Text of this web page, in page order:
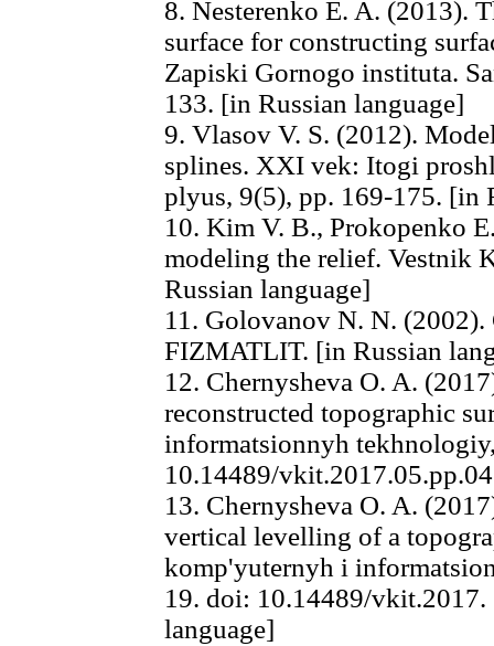
8. Nesterenko E. A. (2013).
surface for constructing
Zapiski Gornogo instituta.
133. [in Russian language]
9. Vlasov V. S. (2012).
splines. XXI vek: Itogi
plyus, 9(5), pp. 169-175. [in
10. Kim V. B., Prokopenko
modeling the relief. Vestnik
Russian language]
11. Golovanov N. N.
FIZMATLIT. [in Russian
12. Chernysheva O. A.
reconstructed topographic
informatsionnyh
10.14489/
13. Chernysheva O. A.
vertical levelling of a
komp'yuternyh i
19. doi: 10.14489/
language]